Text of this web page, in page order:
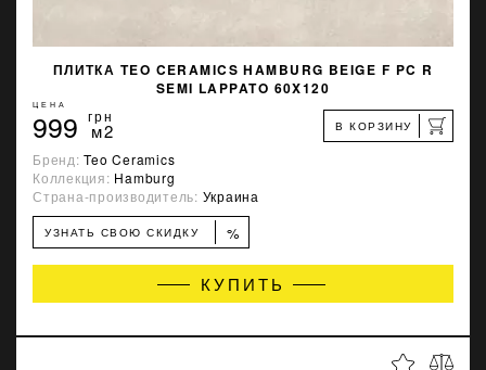
ПЛИТКА TEO CERAMICS HAMBURG BEIGE F PC R
SEMI LAPPATO 60X120
ЦЕНА
999 грн
м2 В КОРЗИНУ
Бренд:Teo Ceramics
Коллекция: Hamburg
Страна-производитель: Украина
УЗНАТЬ СВОЮ СКИДКУ %
КУПИТЬ